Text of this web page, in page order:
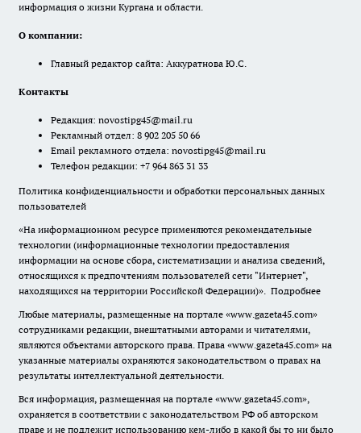
информация о жизни Кургана и области.
О компании:
Главный редактор сайта: Аккуратнова Ю.С.
Контакты
Редакция: novostipg45@mail.ru
Рекламный отдел: 8 902 205 50 66
Email рекламного отдела: novostipg45@mail.ru
Телефон редакции: +7 964 863 31 33
Политика конфиденциальности и обработки персональных данных
пользователей
«На информационном ресурсе применяются рекомендательные
технологии (информационные технологии предоставления
информации на основе сбора, систематизации и анализа сведений,
относящихся к предпочтениям пользователей сети "Интернет",
находящихся на территории Российской Федерации)». Подробнее
Любые материалы, размещенные на портале «www.gazeta45.com»
сотрудниками редакции, внештатными авторами и читателями,
являются объектами авторского права. Права «www.gazeta45.com» на
указанные материалы охраняются законодательством о правах на
результаты интеллектуальной деятельности.
Вся информация, размещенная на портале «www.gazeta45.com»,
охраняется в соответствии с законодательством РФ об авторском
праве и не подлежит использованию кем-либо в какой бы то ни было